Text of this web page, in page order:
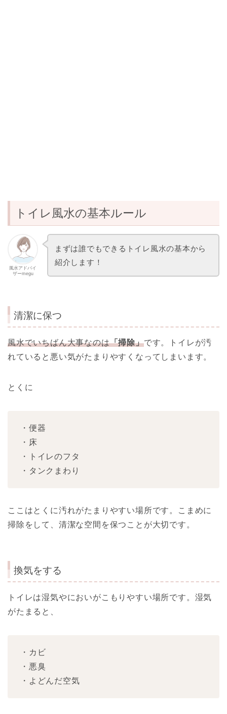
トイレ風水の基本ルール
風水アドバイ
ザーmegu
まずは誰でもできるトイレ風水の基本から
紹介します！
清潔に保つ
風水でいちばん大事なのは「掃除」です。トイレが汚
れていると悪い気がたまりやすくなってしまいます。
とくに
・便器
・床
・トイレのフタ
・タンクまわり
ここはとくに汚れがたまりやすい場所です。こまめに
掃除をして、清潔な空間を保つことが大切です。
換気をする
トイレは湿気やにおいがこもりやすい場所です。湿気
がたまると、
・カビ
・悪臭
・よどんだ空気